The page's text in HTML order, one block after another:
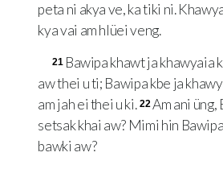
peta ni akya ve, ka tiki ni.
kya vai am hlüei veng.
21 Bawipa khawt ja khawyaia
aw thei u ti; Bawipa kbe ja
am jah ei thei u ki. 22Am ani üng,
setsak khai aw? Mimi hin
bawki aw?